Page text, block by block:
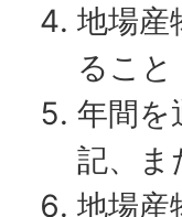
地場産
ること
年間を
記、ま
地場産